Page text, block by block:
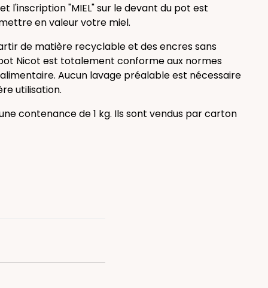
l'inscription "MIEL" sur le devant du pot est
en valeur votre miel.
de matière recyclable et des encres sans
Nicot est totalement conforme aux normes
Aucun lavage préalable est nécessaire
utilisation.
contenance de 1 kg. Ils sont vendus par carton